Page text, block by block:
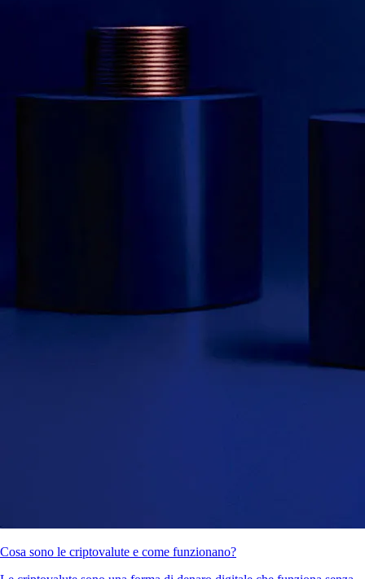
Cosa sono le criptovalute e come funzionano?